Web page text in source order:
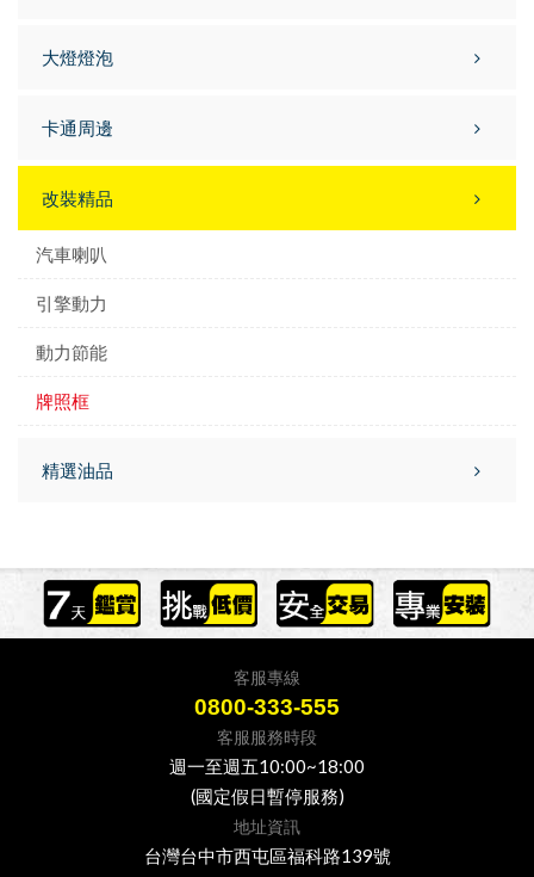
大燈燈泡
卡通周邊
改裝精品
汽車喇叭
引擎動力
動力節能
牌照框
精選油品
客服專線
0800-333-555
客服服務時段
週一至週五10:00~18:00
(國定假日暫停服務)
地址資訊
台灣台中市西屯區福科路139號